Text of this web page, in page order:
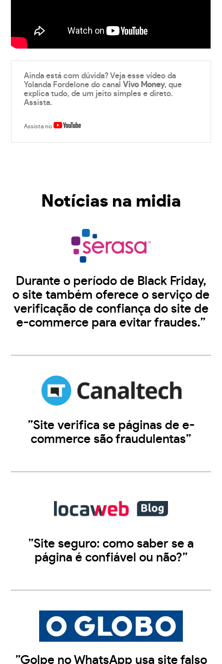
Ainda está com dúvida? Veja esse vídeo da
Yolanda Fordelone do canalVivo Money, que
explica tudo, de um jeito simples e direto.
Assista.
Assista no
Notícias na midia
Durante o período de Black Friday,
o site também oferece o serviço de
verificação de confiança do site de
e-commerce para evitar fraudes.”
”Site verifica se páginas de e-
commerce são fraudulentas”
”Site seguro: como saber se a
página é confiável ou não?”
”Golpe no WhatsApp usa site falso